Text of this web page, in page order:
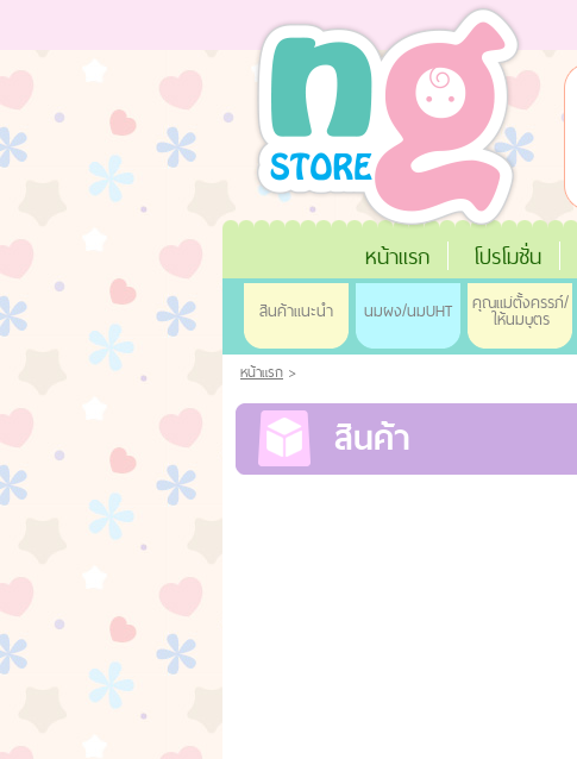
หน้าแรก โปรโมชั่น
สินค้าแนะนำ นมผง/นมUHT คุณแม่ตั้งครรภ์/
ให้นมบุตร
หน้าแรก >
สินค้า